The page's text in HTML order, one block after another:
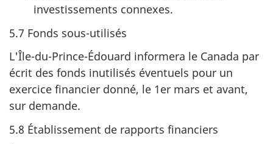
investissements connexes.
5.7 Fonds sous-utilisés
L'Île-du-Prince-Édouard informera le Canada par
écrit des fonds inutilisés éventuels pour un
exercice financier donné, le 1er mars et avant,
sur demande.
5.8 Établissement de rapports financiers